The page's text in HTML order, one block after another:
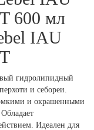
IAU
гидролипидный
и себореи.
и окрашенными
Идеален для